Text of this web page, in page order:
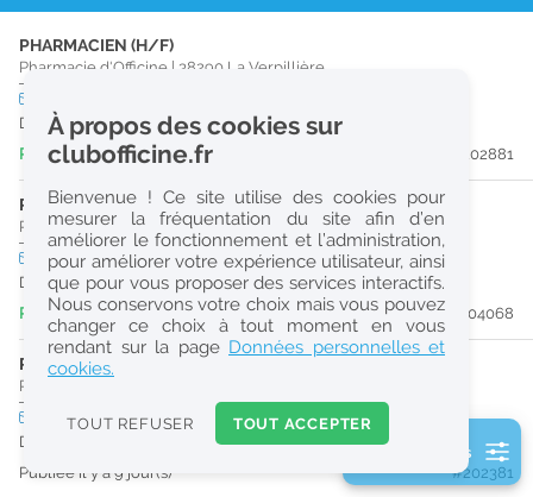
Réinitialiser
2
0
k
Consulter les offres de la France d'outre-mer
PHARMACIEN (H/F)
Pharmacie d'Officine | 38290 La Verpillière
Du 30/08/26 au 30/12/26
Publiée il y a 2 jour(s)
#202881
PRÉPARATEUR EN PHARMACIE (H/F)
Pharmacie d'Officine|38440Saint-Jean-De-Bournay
CDI temps plein
Dès que possible
Publiée il y a 4 jour(s)
#204068
PHARMACIEN (H/F)
Pharmacie d'Officine
CDItemps plein
Dès que possible
URGENT
Publiée il y a 9 jour(s) #202381
2 filtre(s) actifs
À propos des cookies sur
clubofficine.fr
Bienvenue ! Ce site utilise des cookies pour
mesurer la fréquentation du site afin d’en
améliorer le fonctionnement et l’administration,
pour améliorer votre expérience utilisateur, ainsi
que pour vous proposer des services interactifs.
Nous conservons votre choix mais vous pouvez
changer ce choix à tout moment en vous
rendant sur la page Données personnelles et
cookies.
TOUT REFUSER TOUT ACCEPTER